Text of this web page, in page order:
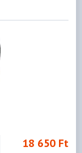
Mu-mimo szabvány
18 650 Ft